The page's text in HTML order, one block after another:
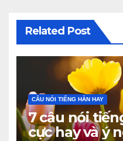
Related Post
CÂU NÓI TIẾNG HÀN HAY
7 câu nói
cực hay và ý